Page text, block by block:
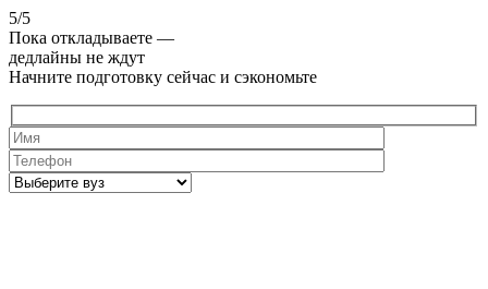
5/5
Пока откладываете —
дедлайны не ждут
Начните подготовку сейчас и сэкономьте